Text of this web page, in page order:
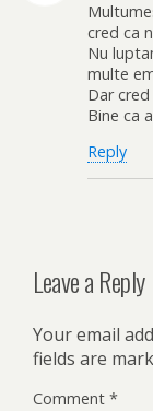
cred ca
Nu
multe
Dar
Bine ca
Reply
Leave a Reply
Your email
fields are
Comment *